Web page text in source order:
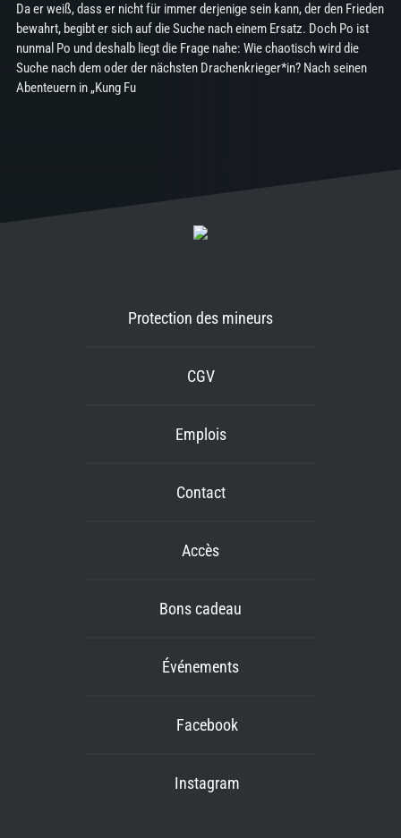
Da er weiß, dass er nicht für immer derjenige sein kann, der den Frieden
bewahrt, begibt er sich auf die Suche nach einem Ersatz. Doch Po ist
nunmal Po und deshalb liegt die Frage nahe: Wie chaotisch wird die
Suche nach dem oder der nächsten Drachenkrieger*in? Nach seinen
Abenteuern in „Kung Fu
Protection des mineurs
CGV
Emplois
Contact
Accès
Bons cadeau
Événements
Facebook
Instagram